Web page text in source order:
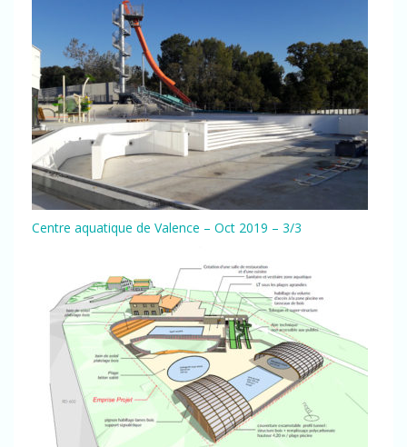
Centre aquatique de Valence – Oct 2019 – 3/3